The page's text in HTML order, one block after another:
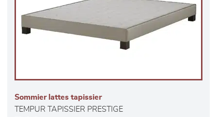
Sommier lattes tapissier
TEMPUR TAPISSIER PRESTIGE